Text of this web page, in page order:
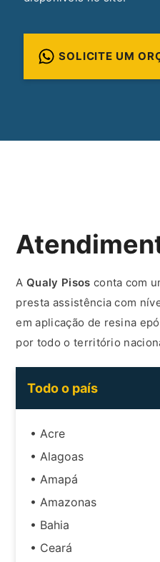
SOLICITE UM
AQualy Pisos conta com
presta assistência com
em aplicação de resina
por todo o território
Todo o país
• Acre
• Alagoas
• Amapá
• Amazonas
• Bahia
• Ceará